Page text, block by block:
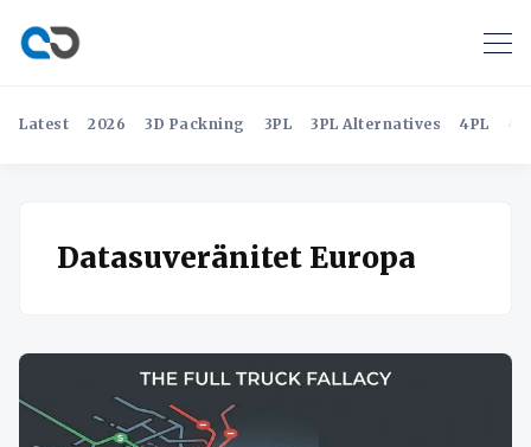
Latest 2026 3D Packning 3PL 3PL Alternatives 4PL
Datasuveränitet Europa